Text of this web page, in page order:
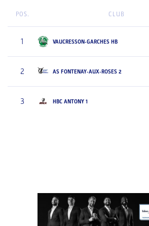
POS. CLUB
1 VAUCRESSON-GARCHES HB
2 AS FONTENAY-AUX-ROSES 2
3 HBC ANTONY 1